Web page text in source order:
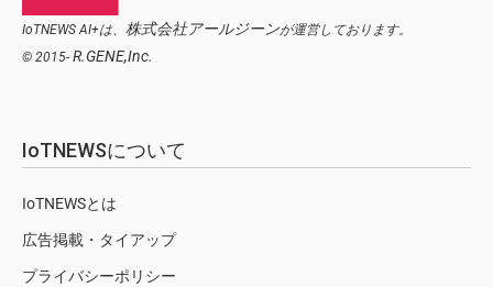
IoTNEWS AI+は、 株式会社アールジーンが運営しております。
© 2015- R.GENE,Inc.
IoTNEWSについて
IoTNEWSとは
広告掲載・タイアップ
プライバシーポリシー